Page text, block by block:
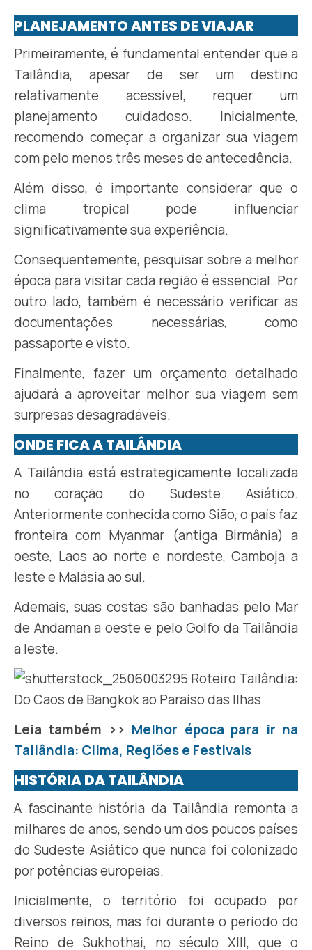
PLANEJAMENTO ANTES DE VIAJAR
Primeiramente, é fundamental entender que a
Tailândia, apesar de ser um destino
relativamente acessível, requer um
planejamento cuidadoso. Inicialmente,
recomendo começar a organizar sua viagem
com pelo menos três meses de antecedência.
Além disso, é importante considerar que o
clima tropical pode influenciar
significativamente sua experiência.
Consequentemente, pesquisar sobre a melhor
época para visitar cada região é essencial. Por
outro lado, também é necessário verificar as
documentações necessárias, como
passaporte e visto.
Finalmente, fazer um orçamento detalhado
ajudará a aproveitar melhor sua viagem sem
surpresas desagradáveis.
ONDE FICA A TAILÂNDIA
A Tailândia está estrategicamente localizada
no coração do Sudeste Asiático.
Anteriormente conhecida como Sião, o país faz
fronteira com Myanmar (antiga Birmânia) a
oeste, Laos ao norte e nordeste, Camboja a
leste e Malásia ao sul.
Ademais, suas costas são banhadas pelo Mar
de Andaman a oeste e pelo Golfo da Tailândia
a leste.
Leia também >> Melhor época para ir na
Tailândia: Clima, Regiões e Festivais
HISTÓRIA DA TAILÂNDIA
A fascinante história da Tailândia remonta a
milhares de anos, sendo um dos poucos países
do Sudeste Asiático que nunca foi colonizado
por potências europeias.
Inicialmente, o território foi ocupado por
diversos reinos, mas foi durante o período do
Reino de Sukhothai, no século XIII, que o